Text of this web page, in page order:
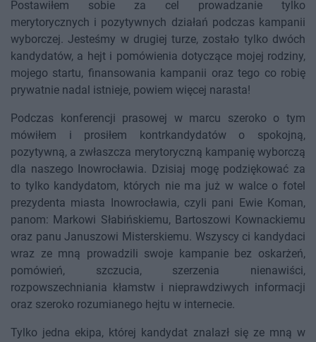
Postawiłem sobie za cel prowadzanie tylko
merytorycznych i pozytywnych działań podczas kampanii
wyborczej. Jesteśmy w drugiej turze, zostało tylko dwóch
kandydatów, a hejt i pomówienia dotyczące mojej rodziny,
mojego startu, finansowania kampanii oraz tego co robię
prywatnie nadal istnieje, powiem więcej narasta!
Podczas konferencji prasowej w marcu szeroko o tym
mówiłem i prosiłem kontrkandydatów o spokojną,
pozytywną, a zwłaszcza merytoryczną kampanię wyborczą
dla naszego Inowrocławia. Dzisiaj mogę podziękować za
to tylko kandydatom, których nie ma już w walce o fotel
prezydenta miasta Inowrocławia, czyli pani Ewie Koman,
panom: Markowi Słabińskiemu, Bartoszowi Kownackiemu
oraz panu Januszowi Misterskiemu. Wszyscy ci kandydaci
wraz ze mną prowadzili swoje kampanie bez oskarżeń,
pomówień, szczucia, szerzenia nienawiści,
rozpowszechniania kłamstw i nieprawdziwych informacji
oraz szeroko rozumianego hejtu w internecie.
Tylko jedna ekipa, której kandydat znalazł się ze mną w